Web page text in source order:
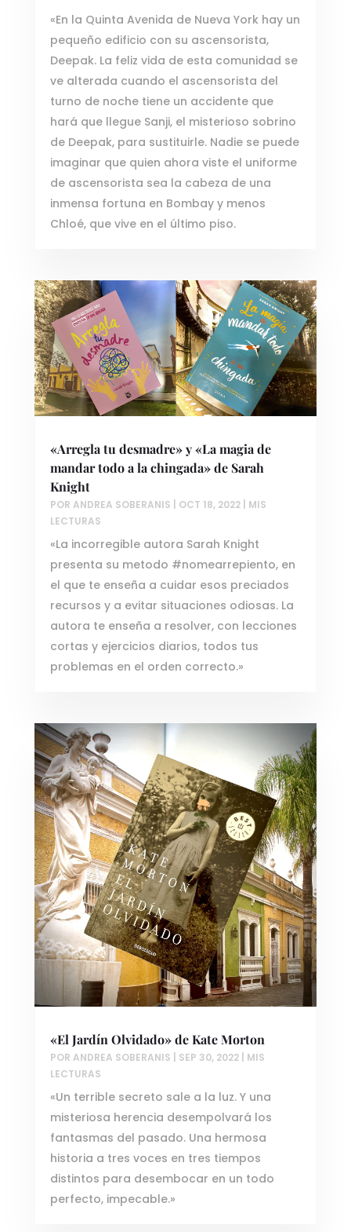
«En la Quinta Avenida de Nueva York hay un
pequeño edificio con su ascensorista,
Deepak. La feliz vida de esta comunidad se
ve alterada cuando el ascensorista del
turno de noche tiene un accidente que
hará que llegue Sanji, el misterioso sobrino
de Deepak, para sustituirle. Nadie se puede
imaginar que quien ahora viste el uniforme
de ascensorista sea la cabeza de una
inmensa fortuna en Bombay y menos
Chloé, que vive en el último piso.
«Arregla tu desmadre» y «La magia de
mandar todo a la chingada» de Sarah
Knight
POR ANDREA SOBERANIS OCT 18, 2022| MIS
LECTURAS
«La incorregible autora Sarah Knight
presenta su metodo #nomearrepiento, en
el que te enseña a cuidar esos preciados
recursos y a evitar situaciones odiosas. La
autora te enseña a resolver, con lecciones
cortas y ejercicios diarios, todos tus
problemas en el orden correcto.»
«El Jardín Olvidado» de Kate Morton
POR ANDREA SOBERANIS SEP 30, 2022| MIS
LECTURAS
«Un terrible secreto sale a la luz. Y una
misteriosa herencia desempolvará los
fantasmas del pasado. Una hermosa
historia a tres voces en tres tiempos
distintos para desembocar en un todo
perfecto, impecable.»